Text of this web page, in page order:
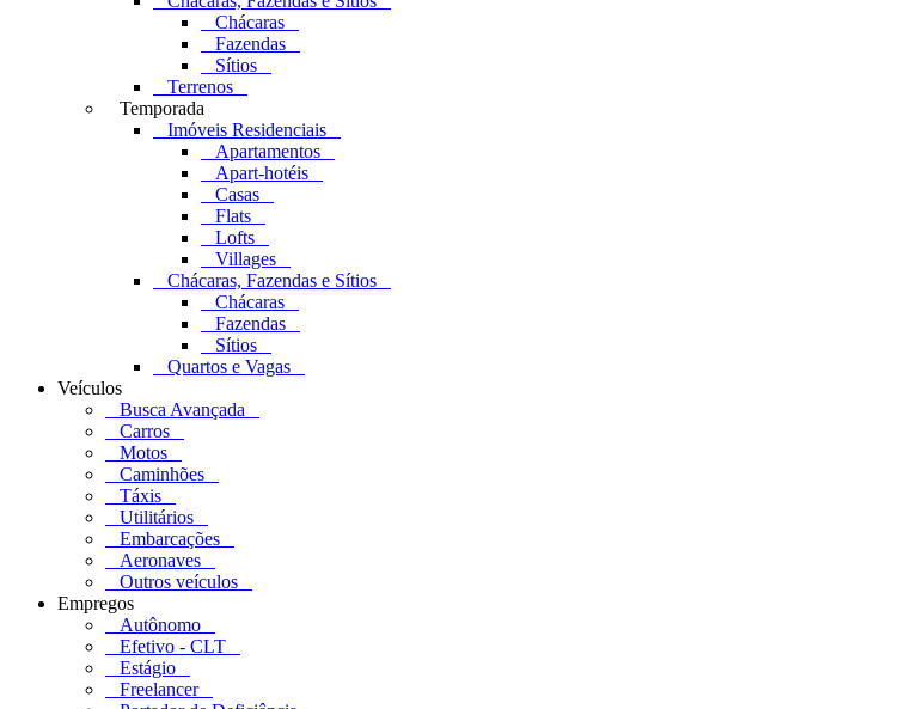
Chácaras
Fazendas
Sítios
Terrenos
Temporada
Imóveis Residenciais
Apartamentos
Apart-hotéis
Casas
Flats
Lofts
Villages
Chácaras, Fazendas e Sítios
Chácaras
Fazendas
Sítios
Quartos e Vagas
Veículos
Busca Avançada
Carros
Motos
Caminhões
Táxis
Utilitários
Embarcações
Aeronaves
Outros veículos
Empregos
Autônomo
Efetivo - CLT
Estágio
Freelancer